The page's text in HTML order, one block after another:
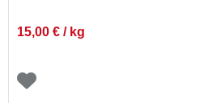
15,00 € / kg